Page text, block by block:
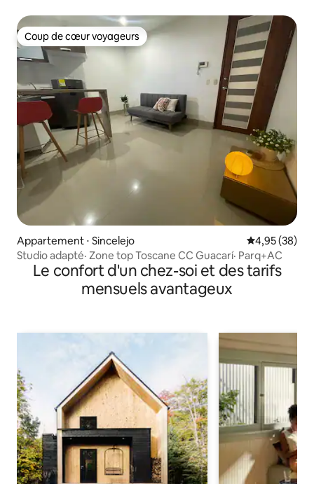
Coup de cœur voyageurs
Coup de cœur voyageurs
Appartement ⋅ Sincelejo Évaluation
4,95 (38)
Studio adapté· Zone top Toscane CC Guacarí· Parq+AC
Le confort d'un chez-soi et des tarifs
mensuels avantageux